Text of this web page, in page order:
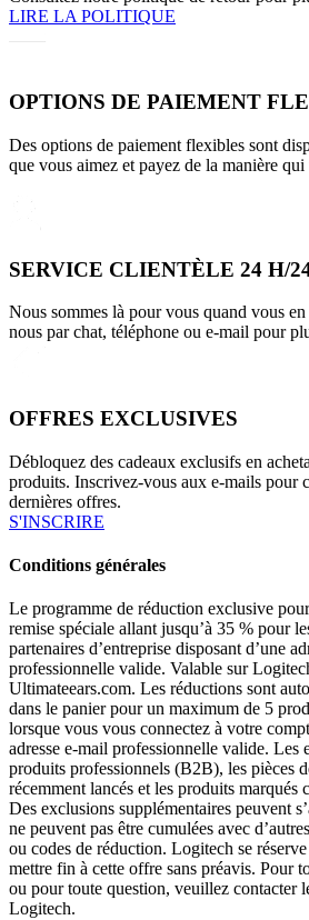
LIRE LA POLITIQUE
OPTIONS DE PAIEMENT
Des options de paiement flexibles sont
que vous aimez et payez de la manière
SERVICE CLIENTÈLE 24 H/
Nous sommes là pour vous quand vous
nous par chat, téléphone ou e-mail pour
OFFRES EXCLUSIVES
Débloquez des cadeaux exclusifs en
produits. Inscrivez-vous aux e-mails pour
dernières offres.
S'INSCRIRE
Conditions générales
Le programme de réduction exclusive
remise spéciale allant jusqu’à 35 % pour
partenaires d’entreprise disposant d’une
professionnelle valide. Valable sur
Ultimateears.com. Les réductions sont
dans le panier pour un maximum de 5
lorsque vous vous connectez à votre
adresse e-mail professionnelle valide. Les
produits professionnels (B2B), les pièces
récemment lancés et les produits marqués
Des exclusions supplémentaires peuvent
ne peuvent pas être cumulées avec
ou codes de réduction. Logitech se
mettre fin à cette offre sans préavis. Pour
ou pour toute question, veuillez contacter
Logitech.